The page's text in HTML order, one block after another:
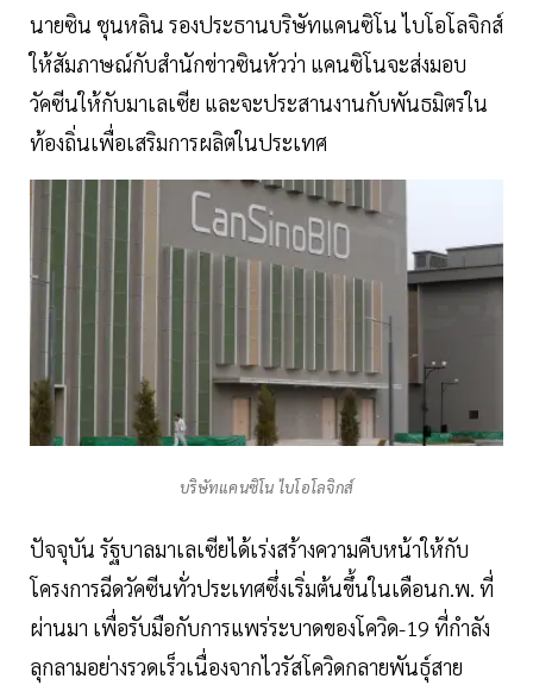
นายซิน ชุนหลิน รองประธานบริษัทแคนซิโน ไบโอโลจิกส์
ให้สัมภาษณ์กับสำนักข่าวซินหัวว่า แคนซิโนจะส่งมอบ
วัคซีนให้กับมาเลเซีย และจะประสานงานกับพันธมิตรใน
ท้องถิ่นเพื่อเสริมการผลิตในประเทศ
บริษัทแคนซิโน ไบโอโลจิกส์
ปัจจุบัน รัฐบาลมาเลเซียได้เร่งสร้างความคืบหน้าให้กับ
โครงการฉีดวัคซีนทั่วประเทศซึ่งเริ่มต้นขึ้นในเดือนก.พ. ที่
ผ่านมา เพื่อรับมือกับการแพร่ระบาดของโควิด-19 ที่กำลัง
ลุกลามอย่างรวดเร็วเนื่องจากไวรัสโควิดกลายพันธุ์สาย